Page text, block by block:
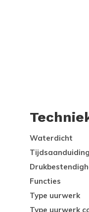
Waterdicht
Tijdsaanduiding
Functies
Type uurwerk
Type uurwerk